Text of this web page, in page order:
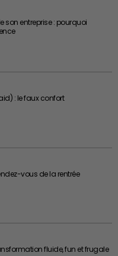
son entreprise : pourquoi
: le faux confort
vous de la rentrée
fluide, fun et frugale